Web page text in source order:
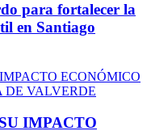
para fortalecer la
en Santiago
IMPACTO